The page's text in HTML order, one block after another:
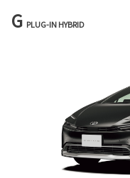
G PLUG-IN HYBRID